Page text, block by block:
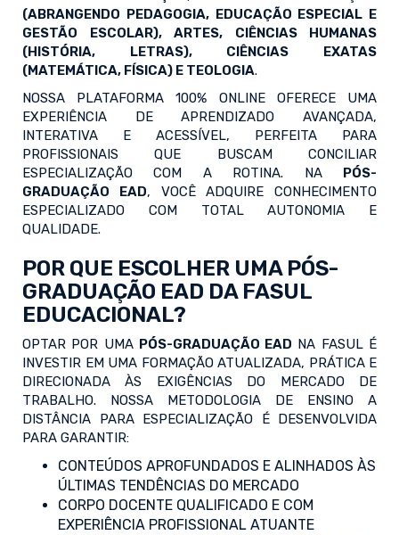
(ABRANGENDO PEDAGOGIA, EDUCAÇÃO ESPECIAL E
GESTÃO ESCOLAR), ARTES, CIÊNCIAS HUMANAS
(HISTÓRIA, LETRAS), CIÊNCIAS EXATAS
(MATEMÁTICA, FÍSICA) E TEOLOGIA.
NOSSA PLATAFORMA 100% ONLINE OFERECE UMA
EXPERIÊNCIA DE APRENDIZADO AVANÇADA,
INTERATIVA E ACESSÍVEL, PERFEITA PARA
PROFISSIONAIS QUE BUSCAM CONCILIAR
ESPECIALIZAÇÃO COM A ROTINA. NA PÓS-
GRADUAÇÃO EAD, VOCÊ ADQUIRE CONHECIMENTO
ESPECIALIZADO COM TOTAL AUTONOMIA E
QUALIDADE.
POR QUE ESCOLHER UMA PÓS-
GRADUAÇÃO EAD DA FASUL
EDUCACIONAL?
OPTAR POR UMA PÓS-GRADUAÇÃO EAD NA FASUL É
INVESTIR EM UMA FORMAÇÃO ATUALIZADA, PRÁTICA E
DIRECIONADA ÀS EXIGÊNCIAS DO MERCADO DE
TRABALHO. NOSSA METODOLOGIA DE ENSINO A
DISTÂNCIA PARA ESPECIALIZAÇÃO É DESENVOLVIDA
PARA GARANTIR:
CONTEÚDOS APROFUNDADOS E ALINHADOS ÀS
ÚLTIMAS TENDÊNCIAS DO MERCADO
CORPO DOCENTE QUALIFICADO E COM
EXPERIÊNCIA PROFISSIONAL ATUANTE